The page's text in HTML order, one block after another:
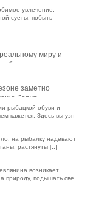
увлечение,
суеты, побыть
миру и
место и вид
заметно
берут
рыбацкой обуви и
кажется. Здесь вы узн
на рыбалку надевают
растянуты [..]
возникает
природу, подышать све